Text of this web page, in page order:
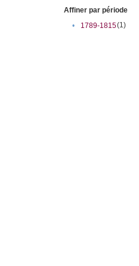
Affiner par période
•
1789-1815(1)